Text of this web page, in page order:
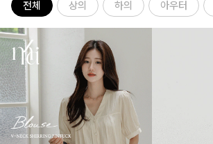
전체 상의 하의 아우터